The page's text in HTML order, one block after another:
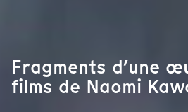
Fragments d’une
films de Naomi